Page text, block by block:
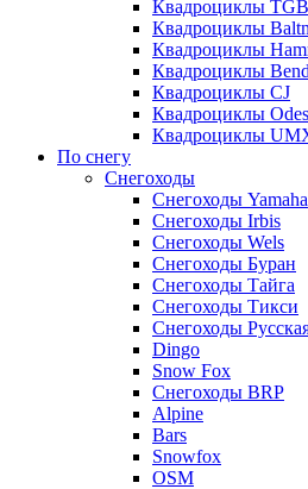
Квадроциклы TGB
Квадроциклы
Квадроциклы
Квадроциклы
Квадроциклы CJ
Квадроциклы Odes
Квадроциклы
По снегу
Снегоходы
Снегоходы Yamaha
Снегоходы Irbis
Снегоходы Wels
Снегоходы Буран
Снегоходы Тайга
Снегоходы Тикси
Снегоходы
Dingo
Snow Fox
Снегоходы BRP
Alpine
Bars
Snowfox
OSM